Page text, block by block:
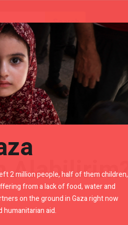
By LR
Alabilirim?
2 million people, half of them children,
from a lack of food, water and
on the ground in Gaza right now
aid.